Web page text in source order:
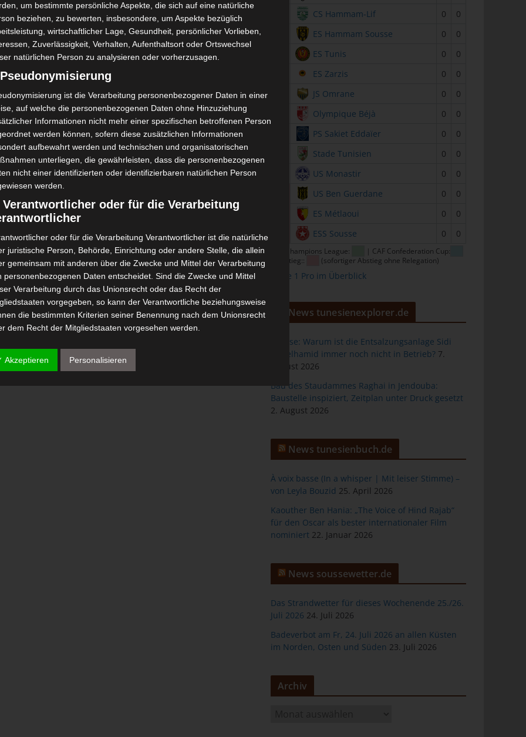
sp Étoile Sportive du Sahel Sousse (ESS) – Union Sp
ortive de Ben Guerdane (USBG)
CS Hammam-Lif 0
0
ES Hammam Sousse 0
0
ES Tunis 0
0
ES Zarzis 0
0
JS Omrane 0
0
Olympique Béjà 0
0
PS Sakiet Eddaïer 0
0
Stade Tunisien 0
0
US Monastir 0
0
US Ben Guerdane 0
0
ES Métlaoui 0
0
ESS Sousse 0 0
CAF Champions League:
| CAF Confederation Cup:
| Abstieg::
(sofortiger Abstieg ohne Relegation)
Ligue 1 Pro im Überblick
News tunesienexplorer.de
Sousse: Warum ist die Entsalzungsanlage Sidi
Abdelhamid immer noch nicht in Betrieb? 7.
August 2026
Bau des Staudammes Raghai in Jendouba:
Baustelle inspiziert, Zeitplan unter Druck gesetzt
2. August 2026
News tunesienbuch.de
À voix basse (In a whisper | Mit leiser Stimme) –
von Leyla Bouzid 25. April 2026
Kaouther Ben Hania: „The Voice of Hind Rajab“
für den Oscar als bester internationaler Film
nominiert 22. Januar 2026
News soussewetter.de
Das Strandwetter für dieses Wochenende 25./26.
Juli 2026 24. Juli 2026
Badeverbot am Fr, 24. Juli 2026 an allen Küsten
im Norden, Osten und Süden 23. Juli 2026
Archiv
um bestimmte persönliche Aspekte, die sich auf eine natürliche
beziehen, zu bewerten, insbesondere, um Aspekte bezüglich
wirtschaftlicher Lage, Gesundheit, persönlicher Vorlieben,
Zuverlässigkeit, Verhalten, Aufenthaltsort oder Ortswechsel
natürlichen Person zu analysieren oder vorherzusagen.
ist die Verarbeitung personenbezogener Daten in einer
auf welche die personenbezogenen Daten ohne Hinzuziehung
Informationen nicht mehr einer spezifischen betroffenen Person
werden können, sofern diese zusätzlichen Informationen
aufbewahrt werden und technischen und organisatorischen
unterliegen, die gewährleisten, dass die personenbezogenen
nicht einer identifizierten oder identifizierbaren natürlichen Person
werden.
Verantwortlicher oder für die Verarbeitung
oder für die Verarbeitung Verantwortlicher ist die natürliche
juristische Person, Behörde, Einrichtung oder andere Stelle, die allein
gemeinsam mit anderen über die Zwecke und Mittel der Verarbeitung
personenbezogenen Daten entscheidet. Sind die Zwecke und Mittel
Verarbeitung durch das Unionsrecht oder das Recht der
vorgegeben, so kann der Verantwortliche beziehungsweise
die bestimmten Kriterien seiner Benennung nach dem Unionsrecht
dem Recht der Mitgliedstaaten vorgesehen werden.
Auftragsverarbeiter
ist eine natürliche oder juristische Person, Behörde,
ist jede von der betroffenen Person freiwillig für den bestimmten
in Form einer Erklärung oder einer sonstigen eindeutigen
Akzeptieren Personalisieren